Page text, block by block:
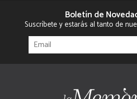
Boletín de
Suscríbete y estarás al tanto de